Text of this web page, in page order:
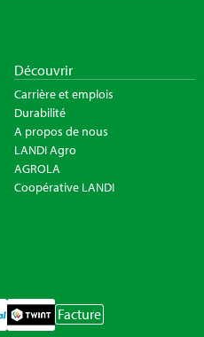
Découvrir
Carrière et emplois
Durabilité
A propos de nous
LANDI Agro
AGROLA
Coopérative LANDI
Facture